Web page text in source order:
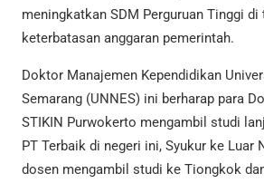
meningkatkan SDM Perguruan Tinggi di
keterbatasan anggaran pemerintah.
Doktor Manajemen Kependidikan
Semarang (UNNES) ini berharap para
STIKIN Purwokerto mengambil studi
PT Terbaik di negeri ini, Syukur ke Luar
dosen mengambil studi ke Tiongkok